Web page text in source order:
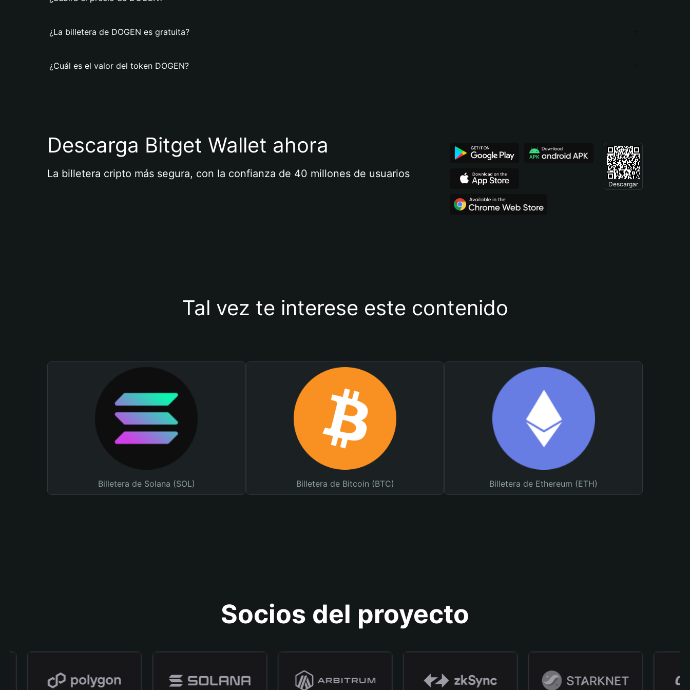
¿La billetera de DOGEN es gratuita?
¿Cuál es el valor del token DOGEN?
Descarga Bitget Wallet ahora
La billetera cripto más segura, con la confianza de 40 millones de usuarios
Descargar
Tal vez te interese este contenido
Billetera de Solana (SOL) Billetera de Bitcoin (BTC) Billetera de Ethereum (ETH)
Socios del proyecto